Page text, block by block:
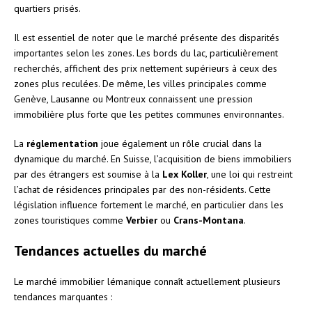
quartiers prisés.
Il est essentiel de noter que le marché présente des disparités
importantes selon les zones. Les bords du lac, particulièrement
recherchés, affichent des prix nettement supérieurs à ceux des
zones plus reculées. De même, les villes principales comme
Genève, Lausanne ou Montreux connaissent une pression
immobilière plus forte que les petites communes environnantes.
La réglementation joue également un rôle crucial dans la
dynamique du marché. En Suisse, l’acquisition de biens immobiliers
par des étrangers est soumise à la Lex Koller , une loi qui restreint
l’achat de résidences principales par des non-résidents. Cette
législation influence fortement le marché, en particulier dans les
zones touristiques comme Verbier ou Crans-Montana.
Tendances actuelles du marché
Le marché immobilier lémanique connaît actuellement plusieurs
tendances marquantes :